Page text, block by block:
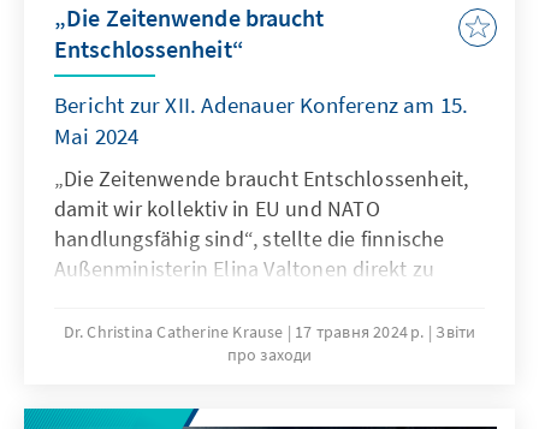
„Die Zeitenwende braucht
Entschlossenheit“
Bericht zur XII. Adenauer Konferenz am 15.
Mai 2024
„Die Zeitenwende braucht Entschlossenheit,
damit wir kollektiv in EU und NATO
handlungsfähig sind“, stellte die finnische
Außenministerin Elina Valtonen direkt zu
Dr. Christina Catherine Krause 17 травня 2024 р.
Звіти
про заходи